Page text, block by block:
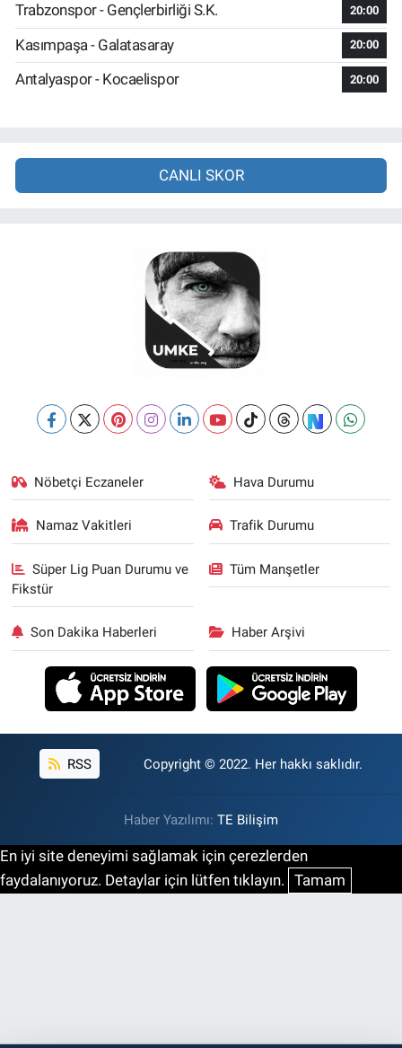
Trabzonspor - Gençlerbirliği S.K. 20:00
Kasımpaşa - Galatasaray 20:00
Antalyaspor - Kocaelispor 20:00
CANLI SKOR
Nöbetçi Eczaneler Hava Durumu
Namaz Vakitleri Trafik Durumu
Süper Lig Puan Durumu ve
Fikstür
Tüm Manşetler
Son Dakika Haberleri Haber Arşivi
RSS Copyright © 2022. Her hakkı saklıdır.
Haber Yazılımı: TE Bilişim
En iyi site deneyimi sağlamak için çerezlerden
faydalanıyoruz. Detaylar için lütfen tıklayın. Tamam